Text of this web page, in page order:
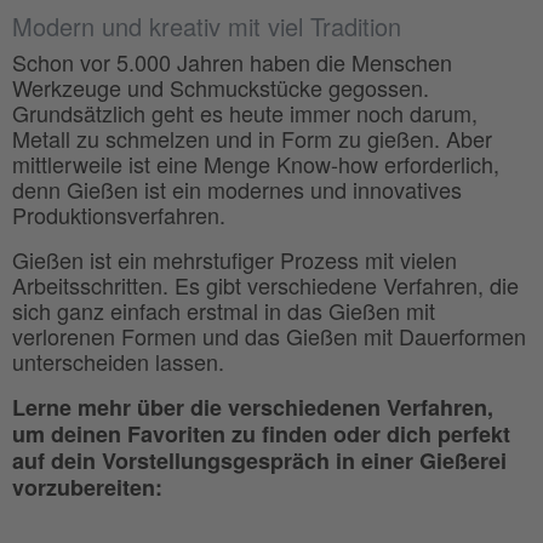
Modern und kreativ mit viel Tradition
Schon vor 5.000 Jahren haben die Menschen
Werkzeuge und Schmuckstücke gegossen.
Grundsätzlich geht es heute immer noch darum,
Metall zu schmelzen und in Form zu gießen. Aber
mittlerweile ist eine Menge Know-how erforderlich,
denn Gießen ist ein modernes und innovatives
Produktionsverfahren.
Gießen ist ein mehrstufiger Prozess mit vielen
Arbeitsschritten. Es gibt verschiedene Verfahren, die
sich ganz einfach erstmal in das Gießen mit
verlorenen Formen und das Gießen mit Dauerformen
unterscheiden lassen.
Lerne mehr über die verschiedenen Verfahren,
um deinen Favoriten zu finden oder dich perfekt
auf dein Vorstellungsgespräch in einer Gießerei
vorzubereiten: